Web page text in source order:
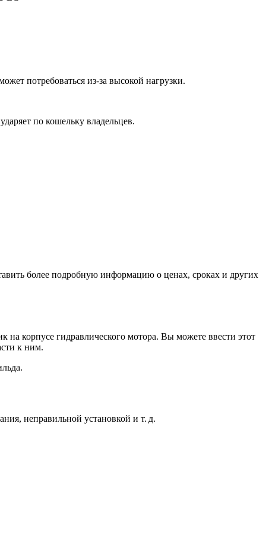
потребоваться из-за высокой нагрузки.
по кошельку владельцев.
более подробную информацию о ценах, сроках и других
корпусе гидравлического мотора. Вы можете ввести этот
к ним.
неправильной установкой и т. д.